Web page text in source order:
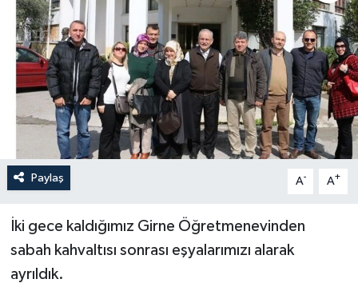
Paylaş A- A+
İki gece kaldığımız Girne Öğretmenevinden
sabah kahvaltısı sonrası eşyalarımızı alarak
ayrıldık.
Yönetim Kurulu
Yüksek İstişare Kurulu
Sanat